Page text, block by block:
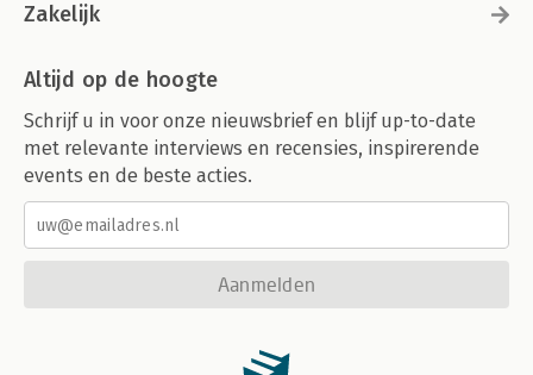
Zakelijk
Altijd op de hoogte
Schrijf u in voor onze nieuwsbrief en blijf up-to-date
met relevante interviews en recensies, inspirerende
events en de beste acties.
Aanmelden